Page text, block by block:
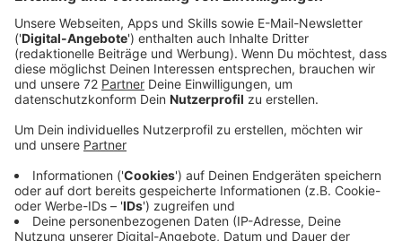
Anzeige
In Nordkirchen gibt es im Bereich
Bergstraße/Schloßstraße ebenfalls Ärger. Der Kreis
will mit einer Kampagne das gegenseitige Verständnis
und Rücksichtsnahme fördern. Die
Schülerwerbeagentur Pictur des Pictorius-
Berufskollegs in Coesfeld arbeitet gerade